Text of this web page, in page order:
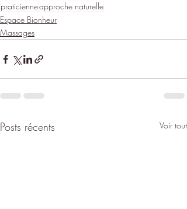
praticienneapproche naturelle
Espace Bionheur
Massages
Posts récents Voir tout